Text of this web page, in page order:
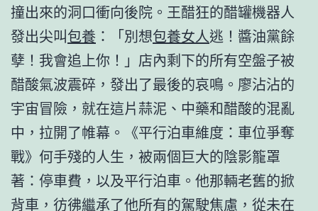
撞出來的洞口衝向後院。王醋狂的醋罐機器人
發出尖叫包養 ：「別想包養女人逃！醬油黨餘
孽！我會追上你！」店內剩下的所有空盤子被
醋酸氣波震碎，發出了最後的哀鳴。廖沾沾的
宇宙冒險，就在這片蒜泥、中藥和醋酸的混亂
中，拉開了帷幕。《平行泊車維度：車位爭奪
戰》何手殘的人生，被兩個巨大的陰影籠罩
著：停車費，以及平行泊車。他那輛老舊的掀
背車，彷彿繼承了他所有的駕駛焦慮，從未在